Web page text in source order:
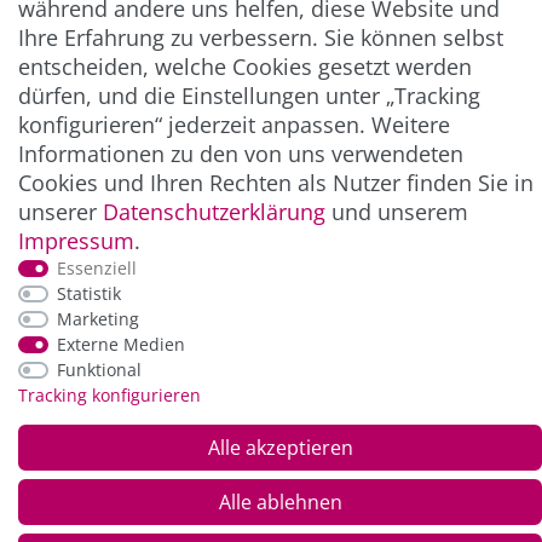
ZAHLUNG & VERSAND
*Alle Preise inkl. der gesetzl. MwSt. zzgl.
und Versandkosten
während andere uns helfen, diese Website und
Ihre Erfahrung zu verbessern. Sie können selbst
entscheiden, welche Cookies gesetzt werden
dürfen, und die Einstellungen unter „Tracking
konfigurieren“ jederzeit anpassen. Weitere
Informationen zu den von uns verwendeten
Cookies und Ihren Rechten als Nutzer finden Sie in
unserer Daten­schutz­erklärung und unserem
Impressum.
Essenziell
Statistik
Marketing
Externe Medien
Funktional
Tracking konfigurieren
Alle akzeptieren
Alle ablehnen
© Copyright 2026 Alle Rechte vorbehalten. |webshop by